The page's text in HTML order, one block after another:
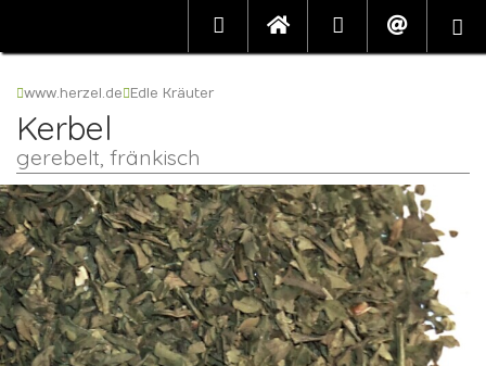
www.herzel.de Edle Kräuter
Kerbel
gerebelt, fränkisch